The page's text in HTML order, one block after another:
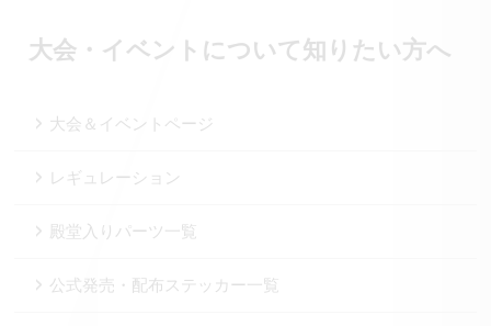
大会・イベントについて知りたい方へ
大会＆イベントページ
レギュレーション
殿堂入りパーツ一覧
公式発売・配布ステッカー一覧